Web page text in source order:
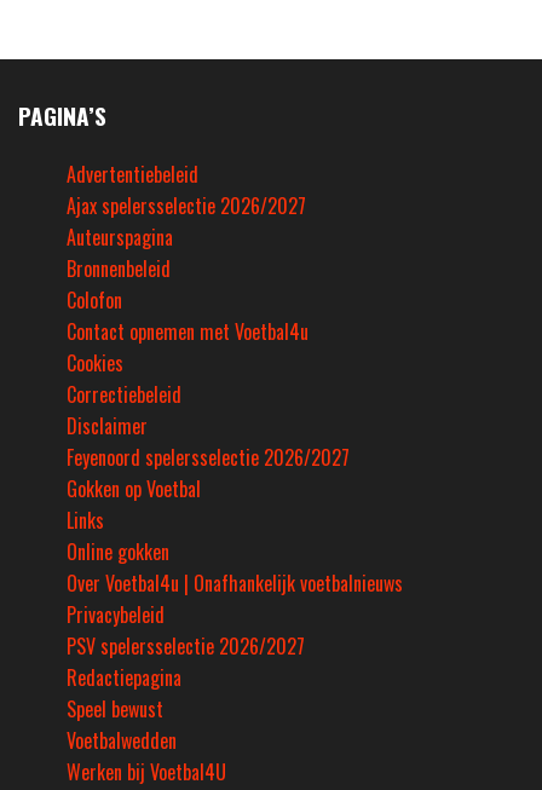
PAGINA’S
Advertentiebeleid
Ajax spelersselectie 2026/2027
Auteurspagina
Bronnenbeleid
Colofon
Contact opnemen met Voetbal4u
Cookies
Correctiebeleid
Disclaimer
Feyenoord spelersselectie 2026/2027
Gokken op Voetbal
Links
Online gokken
Over Voetbal4u | Onafhankelijk voetbalnieuws
Privacybeleid
PSV spelersselectie 2026/2027
Redactiepagina
Speel bewust
Voetbalwedden
Werken bij Voetbal4U